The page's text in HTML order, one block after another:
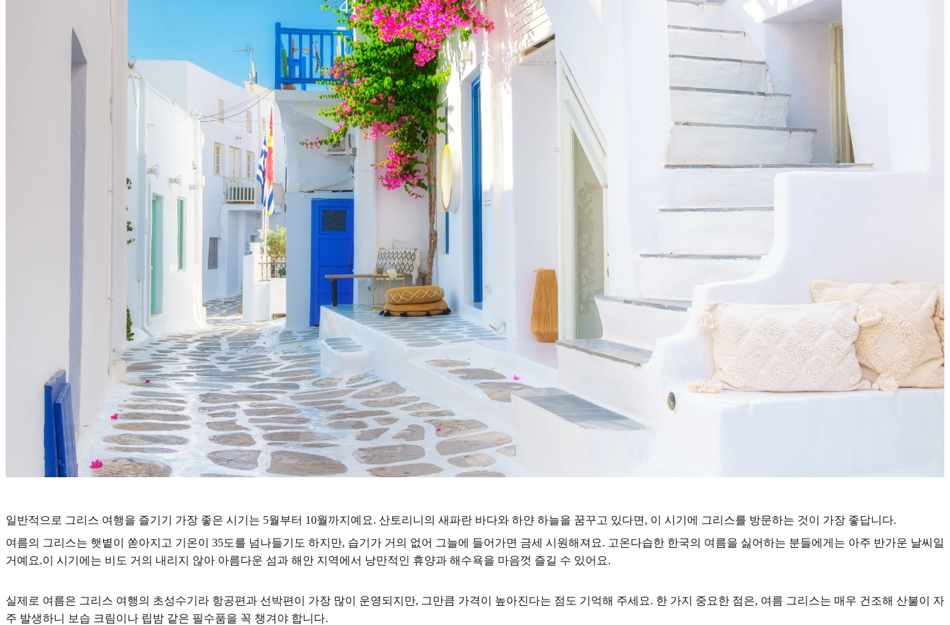
일반적으로 그리스 여행을 즐기기 가장 좋은 시기는 5월부터 10월까지예요. 산토리니의 새파란 바다와 하얀 하늘을 꿈꾸고 있다면, 이 시기에 그리스를 방문하는 것이 가장 좋답니다.
여름의 그리스는 햇볕이 쏟아지고 기온이 35도를 넘나들기도 하지만, 습기가 거의 없어 그늘에 들어가면 금세 시원해져요. 고온다습한 한국의 여름을 싫어하는 분들에게는 아주 반가운 날씨일
거예요.이 시기에는 비도 거의 내리지 않아 아름다운 섬과 해안 지역에서 낭만적인 휴양과 해수욕을 마음껏 즐길 수 있어요.
실제로 여름은 그리스 여행의 초성수기라 항공편과 선박편이 가장 많이 운영되지만, 그만큼 가격이 높아진다는 점도 기억해 주세요. 한 가지 중요한 점은, 여름 그리스는 매우 건조해 산불이 자
주 발생하니 보습 크림이나 립밤 같은 필수품을 꼭 챙겨야 합니다.